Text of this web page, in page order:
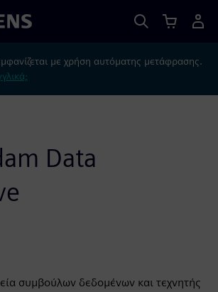
με χρήση αυτόματης μετάφρασης.
Data
συμβούλων δεδομένων και τεχνητής